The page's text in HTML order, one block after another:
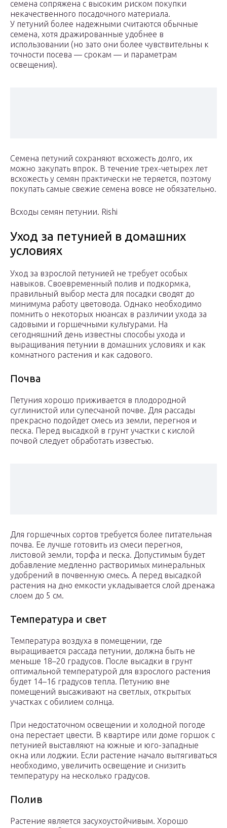
семена сопряжена с высоким риском покупки
некачественного посадочного материала.
У петуний более надежными считаются обычные
семена, хотя дражированные удобнее в
использовании (но зато они более чувствительны к
точности посева — срокам — и параметрам
освещения).
Семена петуний сохраняют всхожесть долго, их
можно закупать впрок. В течение трех-четырех лет
всхожесть у семян практически не теряется, поэтому
покупать самые свежие семена вовсе не обязательно.
Всходы семян петунии. Rishi
Уход за петунией в домашних
условиях
Уход за взрослой петунией не требует особых
навыков. Своевременный полив и подкормка,
правильный выбор места для посадки сводят до
минимума работу цветовода. Однако необходимо
помнить о некоторых нюансах в различии ухода за
садовыми и горшечными культурами. На
сегодняшний день известны способы ухода и
выращивания петунии в домашних условиях и как
комнатного растения и как садового.
Почва
Петуния хорошо приживается в плодородной
суглинистой или супесчаной почве. Для рассады
прекрасно подойдет смесь из земли, перегноя и
песка. Перед высадкой в грунт участки с кислой
почвой следует обработать известью.
Для горшечных сортов требуется более питательная
почва. Ее лучше готовить из смеси перегноя,
листовой земли, торфа и песка. Допустимым будет
добавление медленно растворимых минеральных
удобрений в почвенную смесь. А перед высадкой
растения на дно емкости укладывается слой дренажа
слоем до 5 см.
Температура и свет
Температура воздуха в помещении, где
выращивается рассада петунии, должна быть не
меньше 18–20 градусов. После высадки в грунт
оптимальной температурой для взрослого растения
будет 14–16 градусов тепла. Петунию вне
помещений высаживают на светлых, открытых
участках с обилием солнца.
При недостаточном освещении и холодной погоде
она перестает цвести. В квартире или доме горшок с
петунией выставляют на южные и юго-западные
окна или лоджии. Если растение начало вытягиваться
необходимо, увеличить освещение и снизить
температуру на несколько градусов.
Полив
Растение является засухоустойчивым. Хорошо